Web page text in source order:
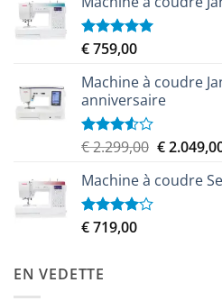
initial
Note5.00
€759,00
Machine à coudre
anniversaire
Note
5
€2.299,00 Le
initial
€
Machine à coudre
Note
€719,00
EN VEDETTE